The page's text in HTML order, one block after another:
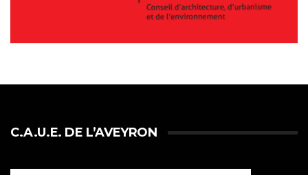
C.A.U.E. DE L’AVEYRON